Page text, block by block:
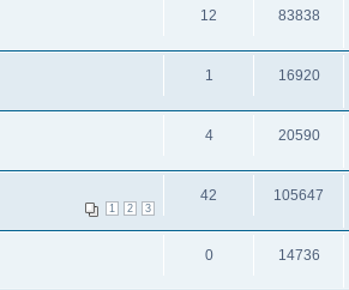
12 83838
1 16920
4 20590
1 2 3
42 105647
0 14736